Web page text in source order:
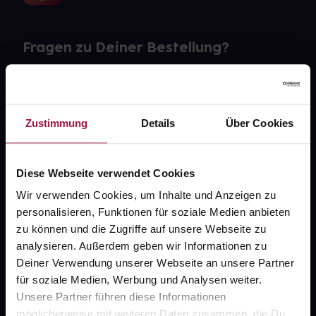
Zustimmung Details Über Cookies
Diese Webseite verwendet Cookies
Wir verwenden Cookies, um Inhalte und Anzeigen zu
personalisieren, Funktionen für soziale Medien anbieten
zu können und die Zugriffe auf unsere Webseite zu
analysieren. Außerdem geben wir Informationen zu
Deiner Verwendung unserer Webseite an unsere Partner
für soziale Medien, Werbung und Analysen weiter.
Unsere Partner führen diese Informationen
Fragen zu Deiner Bestellung?
Über uns
Karriere